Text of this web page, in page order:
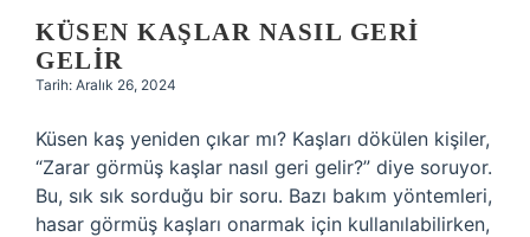
KÜSEN KAŞLAR NASIL GERI
GELIR
Tarih: Aralık 26, 2024
Küsen kaş yeniden çıkar mı? Kaşları dökülen kişiler,
“Zarar görmüş kaşlar nasıl geri gelir?” diye soruyor.
Bu, sık sık sorduğu bir soru. Bazı bakım yöntemleri,
hasar görmüş kaşları onarmak için kullanılabilirken,